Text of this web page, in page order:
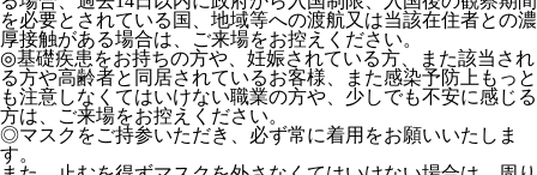
を必要とされている国、地域等への渡航又は当該在住者との濃
厚接触がある場合は、ご来場をお控えください。
◎基礎疾患をお持ちの方や、妊娠されている方、また該当され
る方や高齢者と同居されているお客様、また感染予防上もっと
も注意しなくてはいけない職業の方や、少しでも不安に感じる
方は、ご来場をお控えください。
◎マスクをご持参いただき、必ず常に着用をお願いいたしま
す。